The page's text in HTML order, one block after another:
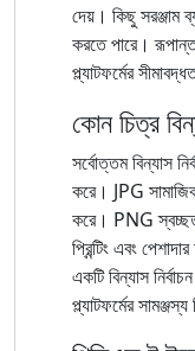
দেয়। কিছু সরঞ্জাম
করতে পারে।
প্ল্যাটফর্মের
কোন চিত্র
সর্বোত্তম বিন্যাস
করে। JPG
করে। PNG
প্রিন্টিং এবং
একটি বিন্যাস
প্ল্যাটফর্মের